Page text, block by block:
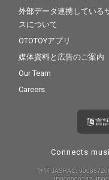
外部データ連携している
スについて
OTOTOYアプリ
媒体資料と広告のご案内
Our Team
Careers
言
Connects
許諾 JASRAC: